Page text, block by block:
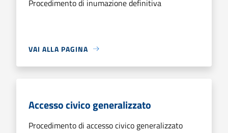
Procedimento di inumazione definitiva
VAI ALLA PAGINA
Accesso civico generalizzato
Procedimento di accesso civico generalizzato